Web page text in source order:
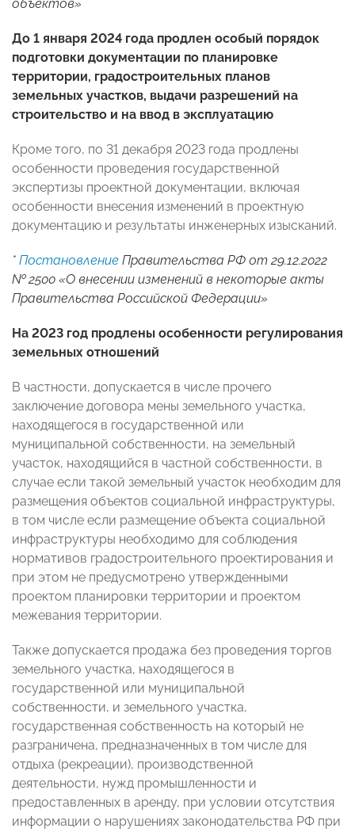
объектов»
До 1 января 2024 года продлен особый порядок
подготовки документации по планировке
территории, градостроительных планов
земельных участков, выдачи разрешений на
строительство и на ввод в эксплуатацию
Кроме того, по 31 декабря 2023 года продлены
особенности проведения государственной
экспертизы проектной документации, включая
особенности внесения изменений в проектную
документацию и результаты инженерных изысканий.
* Постановление Правительства РФ от 29.12.2022
№ 2500 «О внесении изменений в некоторые акты
Правительства Российской Федерации»
На 2023 год продлены особенности регулирования
земельных отношений
В частности, допускается в числе прочего
заключение договора мены земельного участка,
находящегося в государственной или
муниципальной собственности, на земельный
участок, находящийся в частной собственности, в
случае если такой земельный участок необходим для
размещения объектов социальной инфраструктуры,
в том числе если размещение объекта социальной
инфраструктуры необходимо для соблюдения
нормативов градостроительного проектирования и
при этом не предусмотрено утвержденными
проектом планировки территории и проектом
межевания территории.
Также допускается продажа без проведения торгов
земельного участка, находящегося в
государственной или муниципальной
собственности, и земельного участка,
государственная собственность на который не
разграничена, предназначенных в том числе для
отдыха (рекреации), производственной
деятельности, нужд промышленности и
предоставленных в аренду, при условии отсутствия
информации о нарушениях законодательства РФ при